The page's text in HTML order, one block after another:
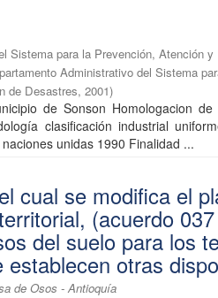
Sistema para la Prevención, Atención y
Administrativo del Sistema
de Desastres, 2001)
de Sonson Homologacion
clasificación industrial
unidas 1990 Finalidad ...
cual se modifica el
(acuerdo
del suelo para los
otras
de Osos - Antioquía